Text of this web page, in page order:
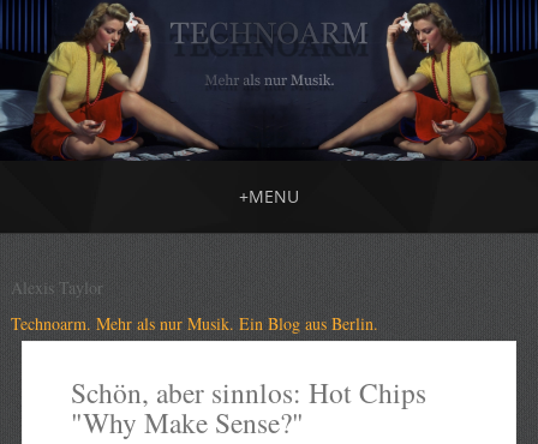
+MENU
Alexis Taylor
Technoarm. Mehr als nur Musik. Ein Blog aus Berlin.
Schön, aber sinnlos: Hot Chips
"Why Make Sense?"